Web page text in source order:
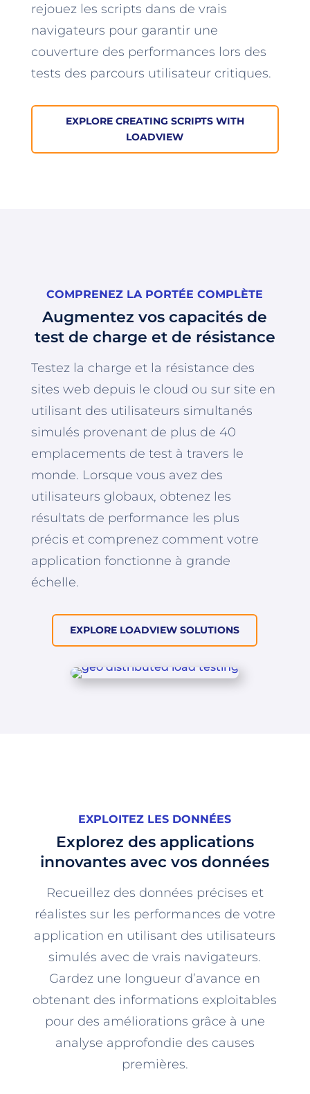
rejouez les scripts dans de vrais
navigateurs pour garantir une
couverture des performances lors des
tests des parcours utilisateur critiques.
EXPLORE CREATING SCRIPTS WITH
LOADVIEW
COMPRENEZ LA PORTÉE COMPLÈTE
Augmentez vos capacités de
test de charge et de résistance
Testez la charge et la résistance des
sites web depuis le cloud ou sur site en
utilisant des utilisateurs simultanés
simulés provenant de plus de 40
emplacements de test à travers le
monde. Lorsque vous avez des
utilisateurs globaux, obtenez les
résultats de performance les plus
précis et comprenez comment votre
application fonctionne à grande
échelle.
EXPLORE LOADVIEW SOLUTIONS
EXPLOITEZ LES DONNÉES
Explorez des applications
innovantes avec vos données
Recueillez des données précises et
réalistes sur les performances de votre
application en utilisant des utilisateurs
simulés avec de vrais navigateurs.
Gardez une longueur d’avance en
obtenant des informations exploitables
pour des améliorations grâce à une
analyse approfondie des causes
premières.